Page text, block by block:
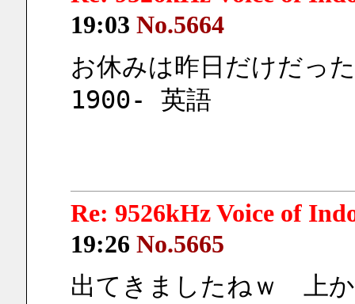
19:03 No.5664
お休みは昨日だけだっ
1900- 英語
Re: 9526kHz Voice of
19:26 No.5665
出てきましたねｗ　上